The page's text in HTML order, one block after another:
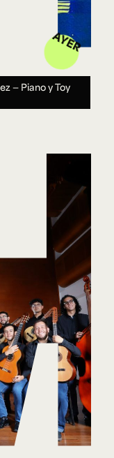
AYER
— Piano y Toy